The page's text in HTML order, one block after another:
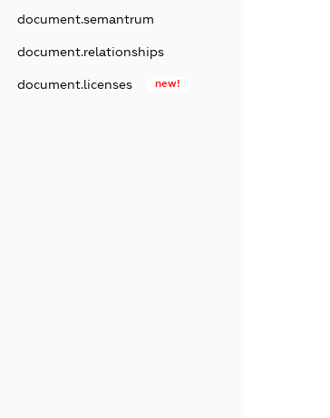
document.semantrum
document.relationships
document.licenses new!